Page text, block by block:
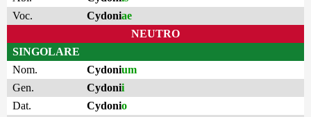
Voc.
Cydoniae
NEUTRO
SINGOLARE
Nom.
Cydonium
Gen.
Cydonii
Dat.
Cydonio